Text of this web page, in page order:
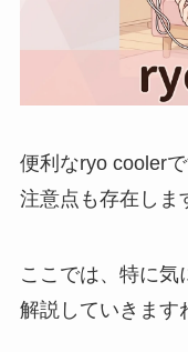
便利なryo cooler
注意点も存在しま
ここでは、特に気
解説していきます